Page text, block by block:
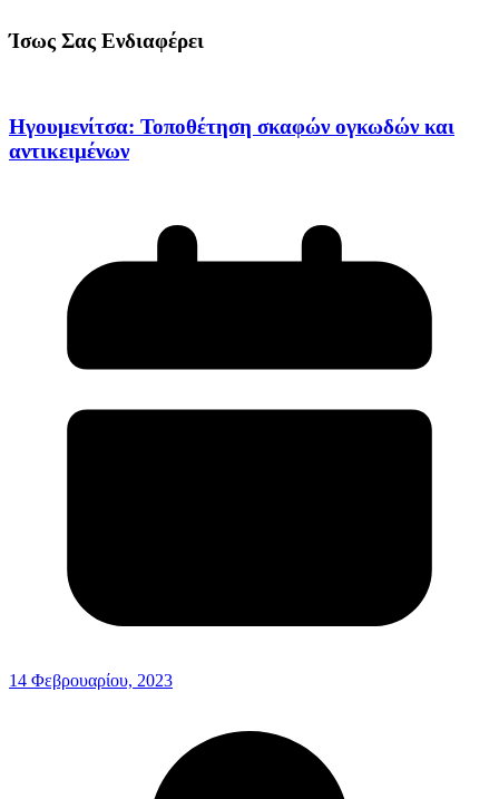
Ίσως Σας Ενδιαφέρει
Ηγουμενίτσα: Τοποθέτηση σκαφών ογκωδών και
αντικειμένων
14 Φεβρουαρίου, 2023